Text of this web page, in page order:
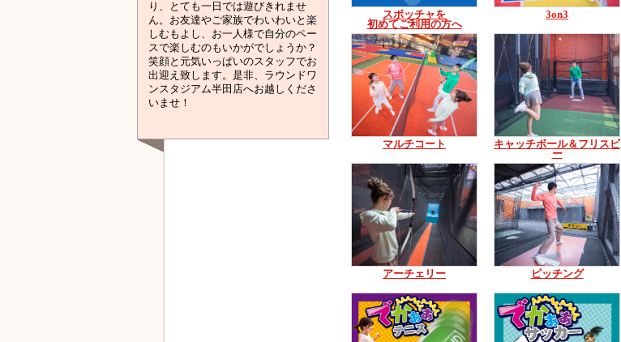
スポッチャを
初めてご利用の方へ
3on3
マルチコート
キャッチボール＆フリスビ
ー
アーチェリー ピッチング
り、とても一日では遊びきれませ
ん。お友達やご家族でわいわいと楽
しむもよし、お一人様で自分のペー
スで楽しむのもいかがでしょうか？
笑顔と元気いっぱいのスタッフでお
出迎え致します。是非、ラウンドワ
ンスタジアム半田店へお越しくださ
いませ！